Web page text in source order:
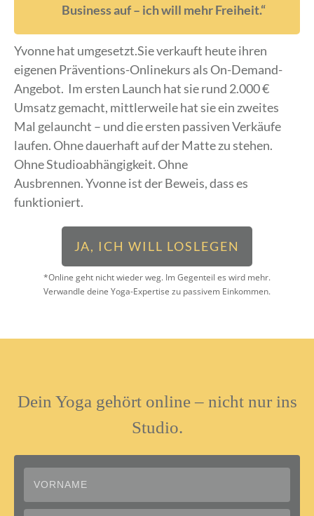
Business auf – ich will mehr Freiheit.“
Yvonne hat umgesetzt.Sie verkauft heute ihren
eigenen Präventions-Onlinekurs als On-Demand-
Angebot. Im ersten Launch hat sie rund 2.000 €
Umsatz gemacht, mittlerweile hat sie ein zweites
Mal gelauncht – und die ersten passiven Verkäufe
laufen. Ohne dauerhaft auf der Matte zu stehen.
Ohne Studioabhängigkeit. Ohne
Ausbrennen.Yvonne ist der Beweis, dass es
funktioniert.
JA, ICH WILL LOSLEGEN
*Online geht nicht wieder weg. Im Gegenteil es wird mehr.
Verwandle deine Yoga-Expertise zu passivem Einkommen.
Dein Yoga gehört online – nicht nur ins
Studio.